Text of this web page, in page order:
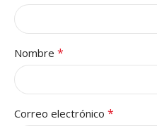
Nombre *
Correo electrónico *